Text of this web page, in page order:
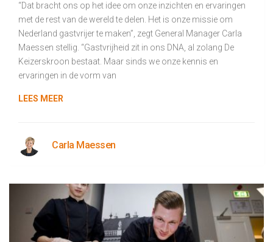
“Dat bracht ons op het idee om onze inzichten en ervaringen
met de rest van de wereld te delen. Het is onze missie om
Nederland gastvrijer te maken”, zegt General Manager Carla
Maessen stellig. “Gastvrijheid zit in ons DNA, al zolang De
Keizerskroon bestaat. Maar sinds we onze kennis en
ervaringen in de vorm van
LEES MEER
Carla Maessen